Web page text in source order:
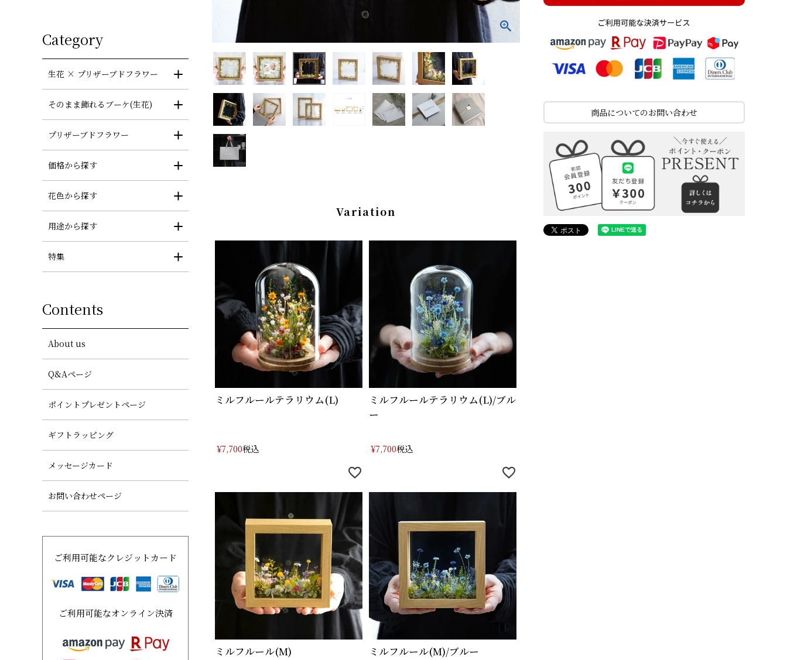
Category
生花 × プリザーブドフラワー
そのまま飾れるブーケ(生花)
プリザーブドフラワー
価格から探す
花色から探す
用途から探す
特集
Contents
About us
Q&Aページ
ポイントプレゼントページ
ギフトラッピング
メッセージカード
お問い合わせページ
ご利用可能なクレジットカード
ご利用可能なオンライン決済
Variation
ミルフルールテラリウム(L)
¥7,700税込
ミルフルールテラリウム(L)/ブル
ー
¥7,700税込
ミルフルール(M) ミルフルール(M)/ブルー
商品についてのお問い合わせ